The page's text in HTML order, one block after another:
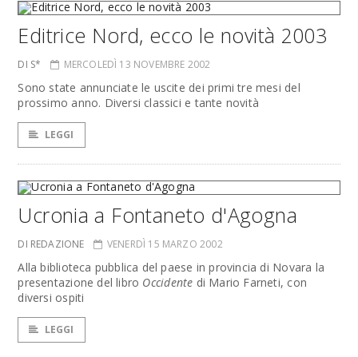
Editrice Nord, ecco le novità 2003
DI S* MERCOLEDÌ 13 NOVEMBRE 2002
Sono state annunciate le uscite dei primi tre mesi del
prossimo anno. Diversi classici e tante novità
LEGGI
Ucronia a Fontaneto d'Agogna
DI REDAZIONE VENERDÌ 15 MARZO 2002
Alla biblioteca pubblica del paese in provincia di Novara la
presentazione del libro Occidente di Mario Farneti, con
diversi ospiti
LEGGI